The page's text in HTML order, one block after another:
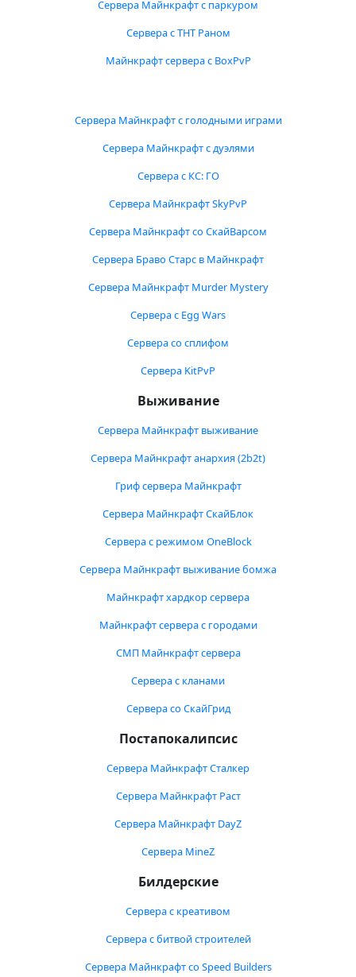
Сервера Майнкрафт с паркуром
Сервера с ТНТ Раном
Майнкрафт сервера с BoxPvP
Сервера Майнкрафт с голодными играми
Сервера Майнкрафт с дуэлями
Сервера с КС: ГО
Сервера Майнкрафт SkyPvP
Сервера Майнкрафт со СкайВарсом
Сервера Браво Старс в Майнкрафт
Сервера Майнкрафт Murder Mystery
Сервера с Egg Wars
Сервера со сплифом
Сервера KitPvP
Выживание
Сервера Майнкрафт выживание
Сервера Майнкрафт анархия (2b2t)
Гриф сервера Майнкрафт
Сервера Майнкрафт СкайБлок
Сервера с режимом OneBlock
Сервера Майнкрафт выживание бомжа
Майнкрафт хардкор сервера
Майнкрафт сервера с городами
СМП Майнкрафт сервера
Сервера с кланами
Сервера со СкайГрид
Постапокалипсис
Сервера Майнкрафт Сталкер
Сервера Майнкрафт Раст
Сервера Майнкрафт DayZ
Сервера MineZ
Билдерские
Сервера с креативом
Сервера с битвой строителей
Сервера Майнкрафт со Speed Builders